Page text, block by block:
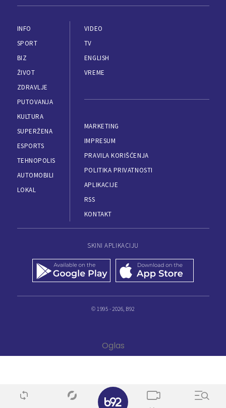
INFO
SPORT
BIZ
ŽIVOT
ZDRAVLJE
PUTOVANJA
KULTURA
SUPERŽENA
ESPORTS
TEHNOPOLIS
AUTOMOBILI
LOKAL
VIDEO
TV
ENGLISH
VREME
MARKETING
IMPRESUM
PRAVILA KORIŠĆENJA
POLITIKA PRIVATNOSTI
APLIKACIJE
RSS
KONTAKT
SKINI APLIKACIJU
© 1995 - 2026, B92